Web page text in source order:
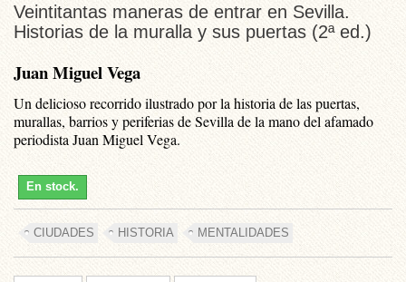
Veintitantas maneras de entrar en Sevilla.
Historias de la muralla y sus puertas (2ª ed.)
Juan Miguel Vega
Un delicioso recorrido ilustrado por la historia de las puertas,
murallas, barrios y periferias de Sevilla de la mano del afamado
periodista Juan Miguel Vega.
En stock.
CIUDADES HISTORIA MENTALIDADES